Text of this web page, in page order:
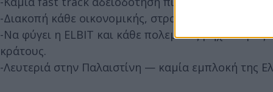
-Διακοπή κάθε οικονομικής, στρατιωτικής και
-Να φύγει η ELBIT και κάθε πολεμικός
κράτους.
-Λευτεριά στην Παλαιστίνη — καμία εμπλοκή της